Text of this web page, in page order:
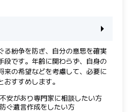
る紛争を防ぎ、自分の意思を確実
段です。 年齢に関わらず、自身の
来の希望などを考慮して、必要に
すすめします。
安があり専門家に相談したい方
ぐ遺言作成をしたい方